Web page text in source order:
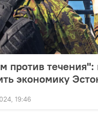
против
экономику
19:46